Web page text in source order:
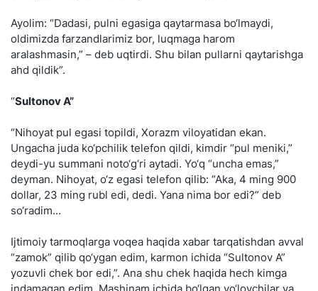
Ayolim: “Dadasi, pulni egasiga qaytarmasa bo‘lmaydi,
oldimizda farzandlarimiz bor, luqmaga harom
aralashmasin,” – deb uqtirdi. Shu bilan pullarni qaytarishga
ahd qildik”.
“Sultonov A”
“Nihoyat pul egasi topildi, Xorazm viloyatidan ekan.
Ungacha juda ko‘pchilik telefon qildi, kimdir “pul meniki,”
deydi-yu summani noto‘g‘ri aytadi. Yo‘q “uncha emas,”
deyman. Nihoyat, o‘z egasi telefon qilib: “Aka, 4 ming 900
dollar, 23 ming rubl edi, dedi. Yana nima bor edi?” deb
so‘radim...
Ijtimoiy tarmoqlarga voqea haqida xabar tarqatishdan avval
“zamok” qilib qo‘ygan edim, karmon ichida “Sultonov A”
yozuvli chek bor edi,”. Ana shu chek haqida hech kimga